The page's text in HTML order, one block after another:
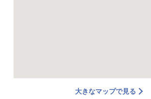
大きなマップで見る